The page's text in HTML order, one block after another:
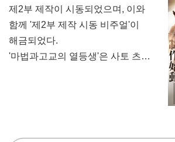
제2부 제작이 시동되었으며, 이와
함께 '제2부 제작 시동 비주얼'이
해금되었다.
'마법과고교의 열등생'은 사토 츠